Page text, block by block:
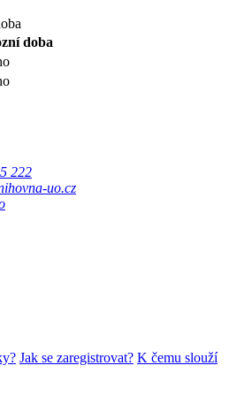
doba
222
uo.cz
Jak se zaregistrovat? K čemu slouží